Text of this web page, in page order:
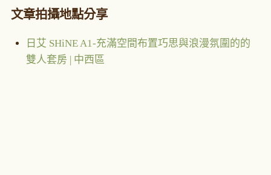
文章拍攝地點分享
日艾 SHiNE A1-充滿空間布置巧思與浪漫氛圍的的
雙人套房 | 中西區